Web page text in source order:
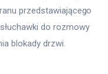
przedstawiającego
do rozmowy
blokady drzwi.